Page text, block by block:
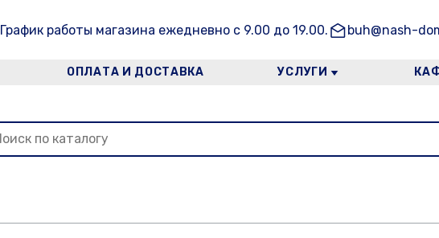
График работы магазина ежедневно с 9.00 до 19.00. buh@nash-
ОПЛАТА И ДОСТАВКА УСЛУГИ